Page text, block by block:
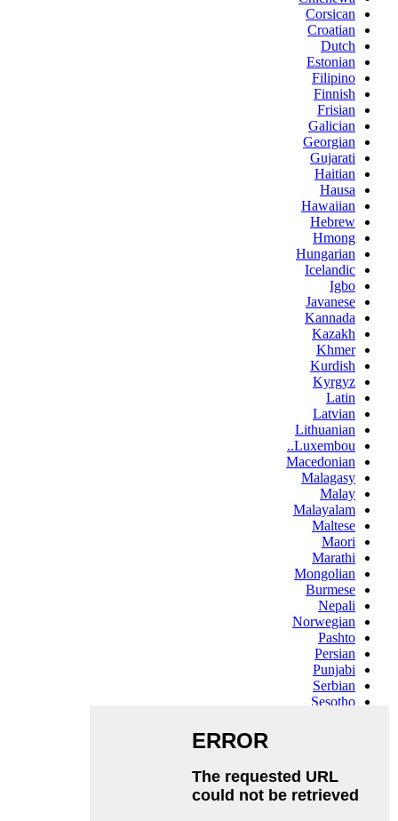
Corsican
Croatian
Dutch
Estonian
Filipino
Finnish
Frisian
Galician
Georgian
Gujarati
Haitian
Hausa
Hawaiian
Hebrew
Hmong
Hungarian
Icelandic
Igbo
Javanese
Kannada
Kazakh
Khmer
Kurdish
Kyrgyz
Latin
Latvian
Lithuanian
Luxembou..
Macedonian
Malagasy
Malay
Malayalam
Maltese
Maori
Marathi
Mongolian
Burmese
Nepali
Norwegian
Pashto
Persian
Punjabi
Serbian
Sesotho
Samoan
Scots Gaelic